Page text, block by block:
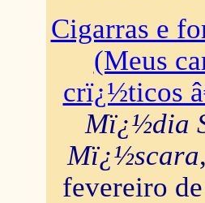
Cigarras e
(Meus
crï¿½ticos
Mï¿½dia
Mï¿½scara
fevereiro